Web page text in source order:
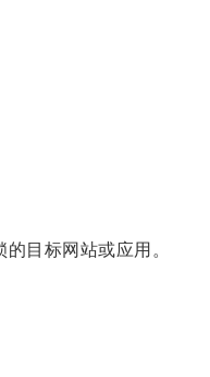
目标网站或应用。